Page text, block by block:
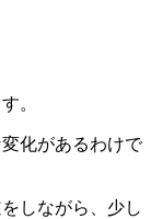
。
化があるわけで
しながら、少し